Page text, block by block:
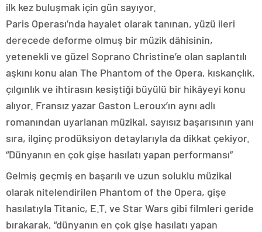
ilk kez buluşmak için gün sayıyor.
Paris Operası’nda hayalet olarak tanınan, yüzü ileri
derecede deforme olmuş bir müzik dâhisinin,
yetenekli ve güzel Soprano Christine’e olan saplantılı
aşkını konu alan The Phantom of the Opera, kıskançlık,
çılgınlık ve ihtirasın kesiştiği büyülü bir hikâyeyi konu
alıyor. Fransız yazar Gaston Leroux’ın aynı adlı
romanından uyarlanan müzikal, sayısız başarısının yanı
sıra, ilginç prodüksiyon detaylarıyla da dikkat çekiyor.
“Dünyanın en çok gişe hasılatı yapan performansı”
Gelmiş geçmiş en başarılı ve uzun soluklu müzikal
olarak nitelendirilen Phantom of the Opera, gişe
hasılatıyla Titanic, E.T. ve Star Wars gibi filmleri geride
bırakarak, “dünyanın en çok gişe hasılatı yapan